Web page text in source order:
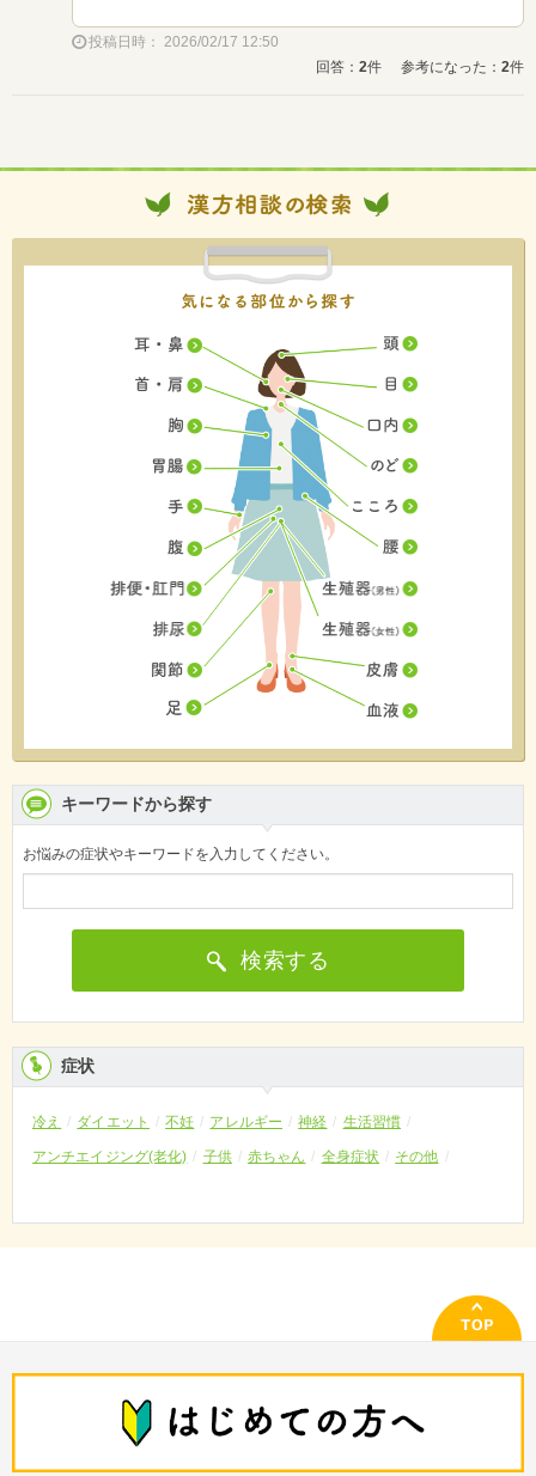
投稿日時： 2026/02/17 12:50
回答： 2件 参考になった： 2件
キーワードから探す
お悩みの症状やキーワードを入力してください。
検索する
症状
冷え ダイエット 不妊 アレルギー 神経 生活習慣
アンチエイジング(老化) 子供 赤ちゃん 全身症状 その他